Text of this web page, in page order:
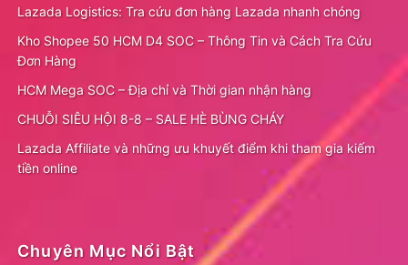
Lazada Logistics: Tra cứu đơn hàng Lazada nhanh chóng
Kho Shopee 50 HCM D4 SOC – Thông Tin và Cách Tra Cứu
Đơn Hàng
HCM Mega SOC – Địa chỉ và Thời gian nhận hàng
CHUỖI SIÊU HỘI 8-8 – SALE HÈ BÙNG CHÁY
Lazada Affiliate và những ưu khuyết điểm khi tham gia kiếm
tiền online
Chuyên Mục Nổi Bật